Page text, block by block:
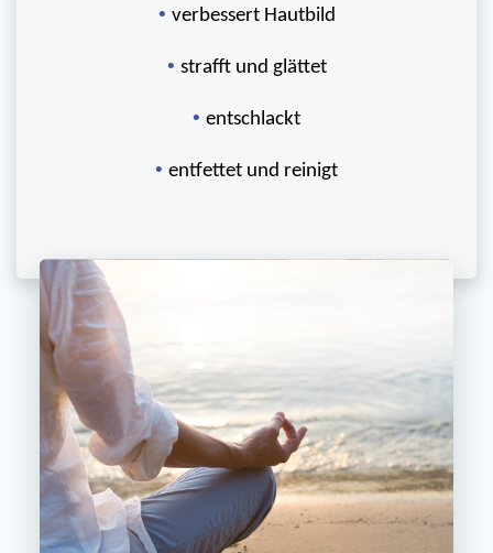
• verbessert Hautbild
• strafft und glättet
• entschlackt
• entfettet und reinigt